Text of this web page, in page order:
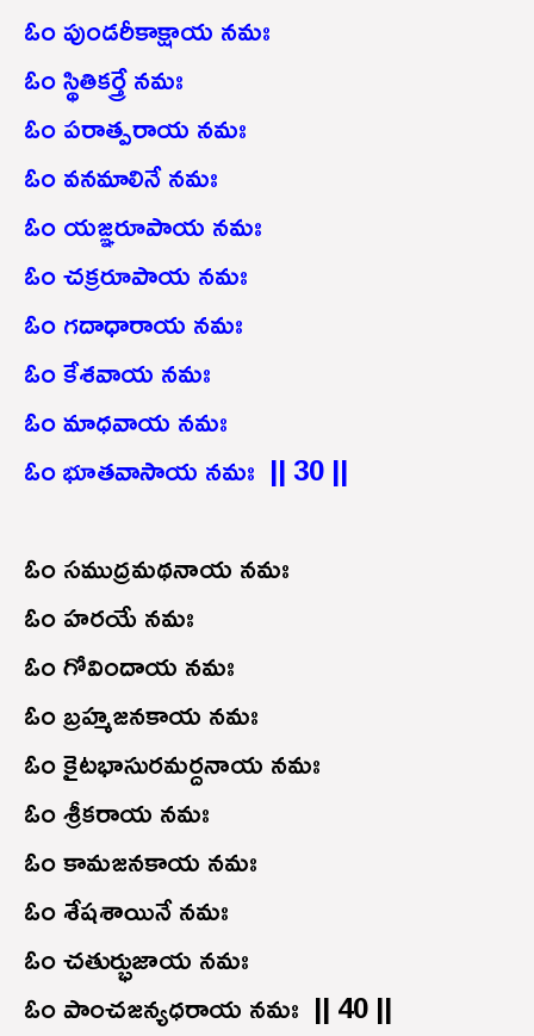
ఓం పుండరీకాక్షాయ నమః
ఓం స్థితికర్త్రే నమః
ఓం పరాత్పరాయ నమః
ఓం వనమాలినే నమః
ఓం యజ్ఞరూపాయ నమః
ఓం చక్రరూపాయ నమః
ఓం గదాధారాయ నమః
ఓం కేశవాయ నమః
ఓం మాధవాయ నమః
ఓం భూతవాసాయ నమః || 30 ||
ఓం సముద్రమథనాయ నమః
ఓం హరయే నమః
ఓం గోవిందాయ నమః
ఓం బ్రహ్మజనకాయ నమః
ఓం కైటభాసురమర్దనాయ నమః
ఓం శ్రీకరాయ నమః
ఓం కామజనకాయ నమః
ఓం శేషశాయినే నమః
ఓం చతుర్భుజాయ నమః
ఓం పాంచజన్యధరాయ నమః || 40 ||